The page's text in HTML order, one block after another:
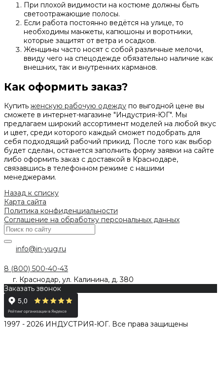
При плохой видимости на костюме должны быть
светоотражающие полосы.
Если работа постоянно ведётся на улице, то
необходимы манжеты, капюшоны и воротники,
которые защитят от ветра и осадков.
Женщины часто носят с собой различные мелочи,
ввиду чего на спецодежде обязательно наличие как
внешних, так и внутренних карманов.
Как оформить заказ?
Купить женскую рабочую одежду по выгодной цене вы
сможете в интернет-магазине "Индустрия-ЮГ". Мы
предлагаем широкий ассортимент моделей на любой вкус
и цвет, среди которого каждый сможет подобрать для
себя подходящий рабочий прикид. После того как выбор
будет сделан, останется заполнить форму заявки на сайте
либо оформить заказ с доставкой в Краснодаре,
связавшись в телефонном режиме с нашими
менеджерами.
Назад к списку
Карта сайта
Политика конфиденциальности
Соглашение на обработку персональных данных
info@in-yug.ru
8 (800) 500-40-43
г. Краснодар, ул. Калинина, д. 380
Заказать звонок
1997 - 2026 ИНДУСТРИЯ-ЮГ. Все права защищены